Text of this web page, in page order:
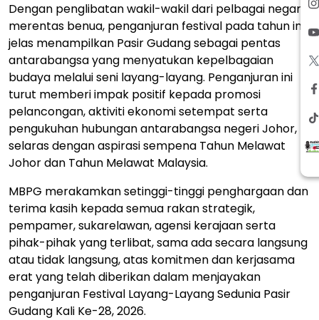
Dengan penglibatan wakil-wakil dari pelbagai negara
merentas benua, penganjuran festival pada tahun ini
jelas menampilkan Pasir Gudang sebagai pentas
antarabangsa yang menyatukan kepelbagaian
budaya melalui seni layang-layang. Penganjuran ini
turut memberi impak positif kepada promosi
pelancongan, aktiviti ekonomi setempat serta
pengukuhan hubungan antarabangsa negeri Johor,
selaras dengan aspirasi sempena Tahun Melawat
Johor dan Tahun Melawat Malaysia.
MBPG merakamkan setinggi-tinggi penghargaan dan
terima kasih kepada semua rakan strategik,
pempamer, sukarelawan, agensi kerajaan serta
pihak-pihak yang terlibat, sama ada secara langsung
atau tidak langsung, atas komitmen dan kerjasama
erat yang telah diberikan dalam menjayakan
penganjuran Festival Layang-Layang Sedunia Pasir
Gudang Kali Ke-28, 2026.